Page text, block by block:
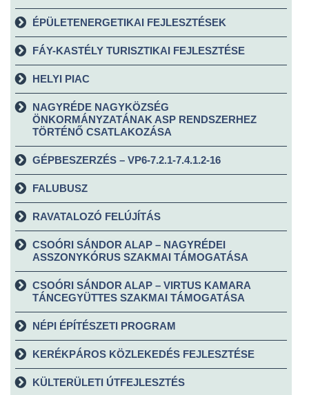
ÉPÜLETENERGETIKAI FEJLESZTÉSEK
FÁY-KASTÉLY TURISZTIKAI FEJLESZTÉSE
HELYI PIAC
NAGYRÉDE NAGYKÖZSÉG
ÖNKORMÁNYZATÁNAK ASP RENDSZERHEZ
TÖRTÉNŐ CSATLAKOZÁSA
GÉPBESZERZÉS – VP6-7.2.1-7.4.1.2-16
FALUBUSZ
RAVATALOZÓ FELÚJÍTÁS
CSOÓRI SÁNDOR ALAP – NAGYRÉDEI
ASSZONYKÓRUS SZAKMAI TÁMOGATÁSA
CSOÓRI SÁNDOR ALAP – VIRTUS KAMARA
TÁNCEGYÜTTES SZAKMAI TÁMOGATÁSA
NÉPI ÉPÍTÉSZETI PROGRAM
KERÉKPÁROS KÖZLEKEDÉS FEJLESZTÉSE
KÜLTERÜLETI ÚTFEJLESZTÉS